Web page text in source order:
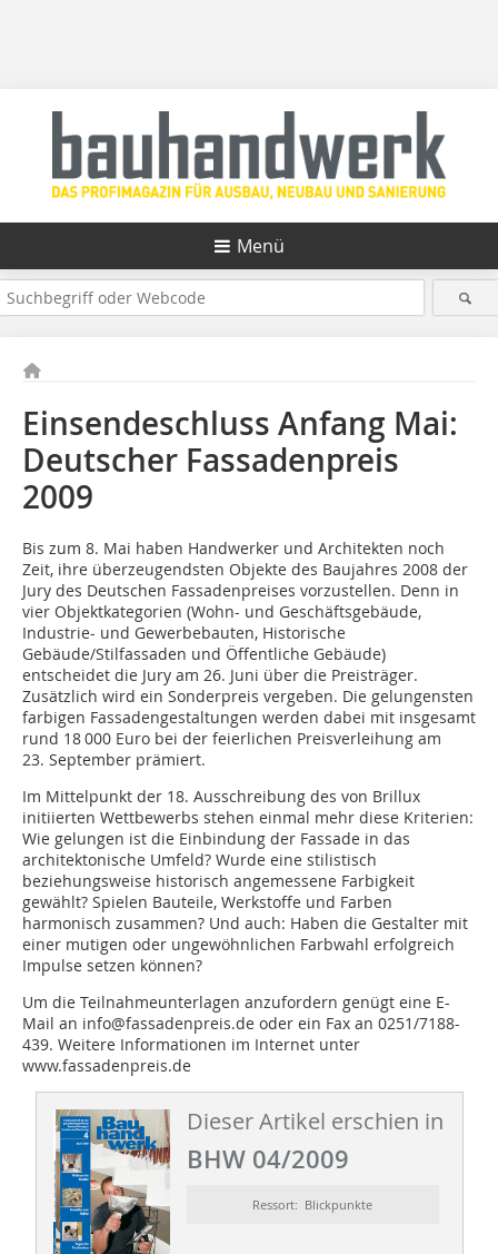
Menü
Einsendeschluss Anfang Mai:
Deutscher Fassadenpreis
2009
Bis zum 8. Mai haben Handwerker und Architekten noch
Zeit, ihre überzeugendsten Objekte des Baujahres 2008 der
Jury des Deutschen Fassadenpreises vorzustellen. Denn in
vier Objektkategorien (Wohn- und Geschäftsgebäude,
Industrie- und Gewerbebauten, Historische
Gebäude/Stilfassaden und Öffentliche Gebäude)
entscheidet die Jury am 26. Juni über die Preisträger.
Zusätzlich wird ein Sonderpreis vergeben. Die gelungensten
farbigen Fassadengestaltungen werden dabei mit insgesamt
rund 18 000 Euro bei der feierlichen Preisverleihung am
23. September prämiert.
Im Mittelpunkt der 18. Ausschreibung des von Brillux
initiierten Wettbewerbs stehen einmal mehr diese Kriterien:
Wie gelungen ist die Einbindung der Fassade in das
architektonische Umfeld? Wurde eine stilistisch
beziehungsweise historisch angemessene Farbigkeit
gewählt? Spielen Bauteile, Werkstoffe und Farben
harmonisch zusammen? Und auch: Haben die Gestalter mit
einer mutigen oder ungewöhnlichen Farbwahl erfolgreich
Impulse setzen können?
Um die Teilnahmeunterlagen anzufordern genügt eine E-
Mail an info@fassadenpreis.de oder ein Fax an 0251/7188-
439. Weitere Informationen im Internet unter
www.fassadenpreis.de
Dieser Artikel erschien in
BHW 04/2009
Ressort: Blickpunkte